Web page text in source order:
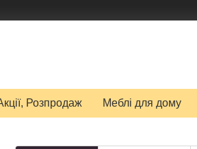
Розпродаж Меблі для дому